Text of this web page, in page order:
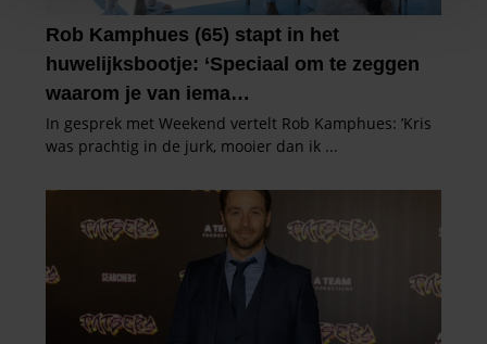
personaliseren, om functies voor social media te bieden
en om ons websiteverkeer te analyseren. Ook delen we
informatie over uw gebruik van onze site met onze
partners voor social media, adverteren en analyse. Deze
partners kunnen deze gegevens combineren met andere
informatie die u aan ze heeft verstrekt of die ze hebben
gebruiken.